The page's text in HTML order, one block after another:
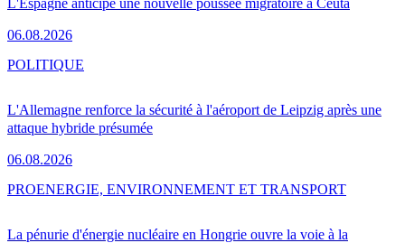
06.08.2026
L'Allemagne renforce la sécurité à l'aéroport de Leipzig après une
attaque hybride présumée
06.08.2026
POLITIQUE
La pénurie d'énergie nucléaire en Hongrie ouvre la voie à la
PROENERGIE, ENVIRONNEMENT ET TRANSPORT